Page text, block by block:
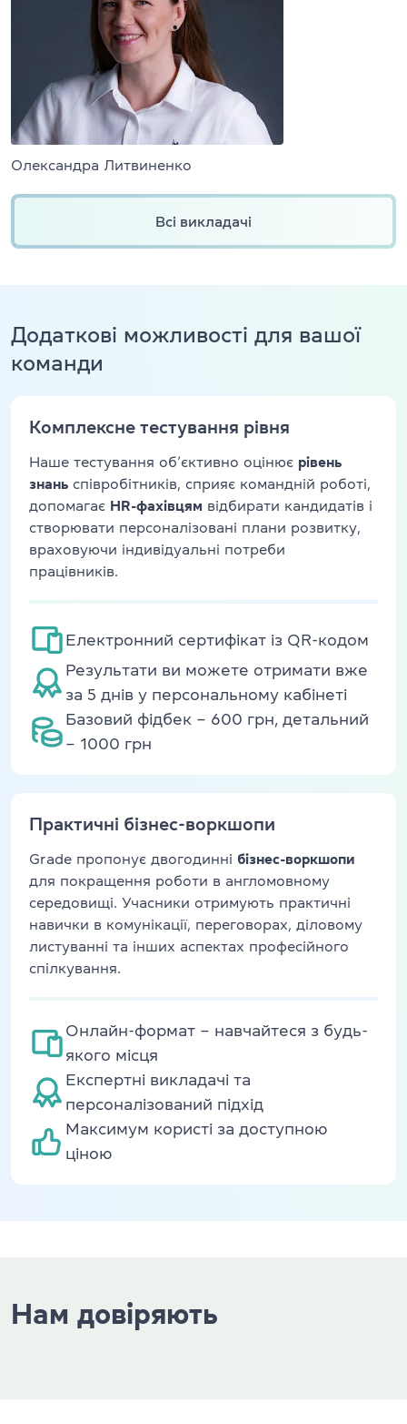
Олександра Литвиненко
Всі викладачі
Додаткові можливості для вашої
команди
Комплексне тестування рівня
Наше тестування об’єктивно оцінює рівень
знань співробітників, сприяє командній роботі,
допомагає HR-фахівцям відбирати кандидатів і
створювати персоналізовані плани розвитку,
враховуючи індивідуальні потреби
працівників.
Електронний сертифікат із QR-кодом
Результати ви можете отримати вже
за 5 днів у персональному кабінеті
Базовий фідбек – 600 грн, детальний
– 1000 грн
Практичні бізнес-воркшопи
Grade пропонує двогодинні бізнес-воркшопи
для покращення роботи в англомовному
середовищі. Учасники отримують практичні
навички в комунікації, переговорах, діловому
листуванні та інших аспектах професійного
спілкування.
Онлайн-формат – навчайтеся з будь-
якого місця
Експертні викладачі та
персоналізований підхід
Максимум користі за доступною
ціною
Нам довіряють